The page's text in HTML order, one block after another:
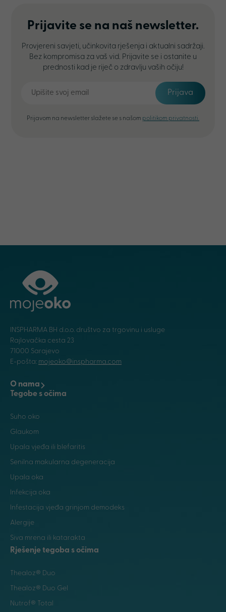
Prijavite se na naš newsletter.
Provjereni savjeti, učinkovita rješenja i aktualni sadržaji.
Bez kompromisa za vaš vid. Prijavite se i ostanite u
prednosti kad je riječ o zdravlju vaših očiju!
Prijava
Prijavom na newsletter slažete se s našom politikom privatnosti.
INSPHARMA BH d.o.o. društvo za trgovinu i usluge
Rajlovačka cesta 23
71000 Sarajevo
E-pošta: mojeoko@inspharma.com
O nama
Tegobe s očima
Suho oko
Glaukom
Upala vjeđa ili blefaritis
Senilna makularna degeneracija
Upala oka
Infekcija oka
Infestacija vjeđa grinjom demodeks
Alergije
Siva mrena ili katarakta
Rješenje tegoba s očima
Thealoz® Duo
Thealoz® Duo Gel
Nutrof® Total